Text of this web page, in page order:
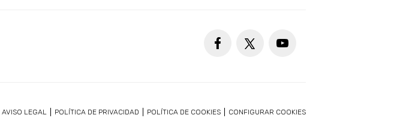
AVISO LEGAL POLÍTICA DE PRIVACIDAD POLÍTICA DE COOKIES CONFIGURAR COOKIES